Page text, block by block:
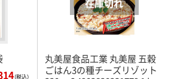
丸美屋食品工業 丸美屋 五穀
ごはん3の種チーズリゾット